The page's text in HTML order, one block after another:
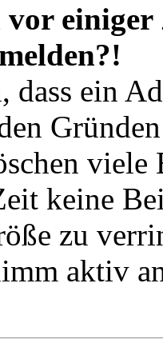
vor
dass ein
viele
keine
zu
aktiv